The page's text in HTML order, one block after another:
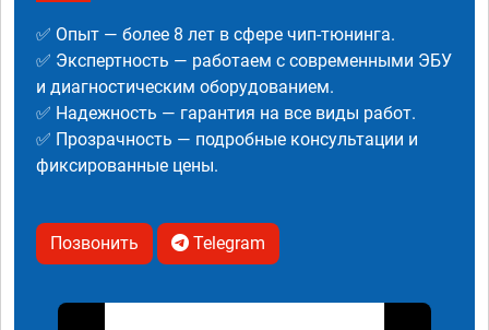
✅ Опыт — более 8 лет в сфере чип-тюнинга.
✅ Экспертность — работаем с современными ЭБУ
и диагностическим оборудованием.
✅ Надежность — гарантия на все виды работ.
✅ Прозрачность — подробные консультации и
фиксированные цены.
Позвонить Telegram